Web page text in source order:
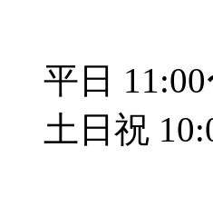
平日
土日祝